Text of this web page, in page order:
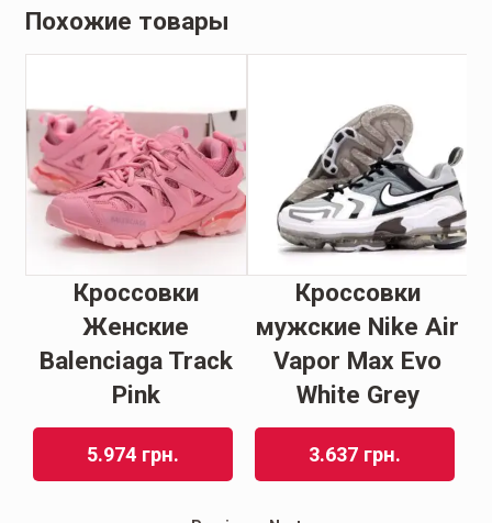
Похожие товары
Кроссовки
Женские
Balenciaga Track
Pink
5.974 грн.
Кроссовки
мужские Nike Air
Vapor Max Evo
White Grey
3.637 грн.